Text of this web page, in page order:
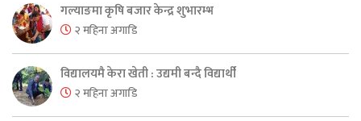
गल्याङमा कृषि बजार केन्द्र शुभारम्भ
२ महिना अगाडि
विद्यालयमै केरा खेती : उद्यमी बन्दै विद्यार्थी
२ महिना अगाडि